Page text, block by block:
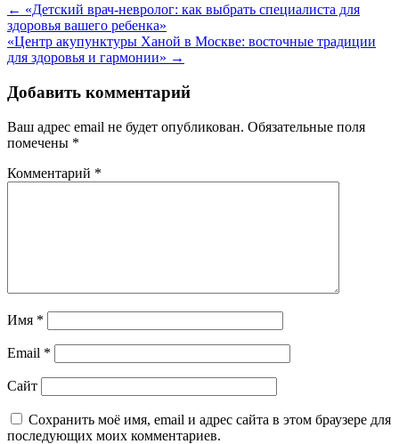
Навигация
по
записям
← «Детский врач-невролог: как выбрать специалиста для
здоровья вашего ребенка»
«Центр акупунктуры Ханой в Москве: восточные традиции
для здоровья и гармонии» →
Добавить комментарий
Ваш адрес email не будет опубликован. Обязательные поля
помечены *
Комментарий *
Имя *
Email *
Сайт
Сохранить моё имя, email и адрес сайта в этом браузере для
последующих моих комментариев.